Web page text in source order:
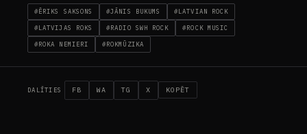
#ĒRIKS SAKSONS #JĀNIS BUKUMS #LATVIAN ROCK
#LATVIJAS ROKS #RADIO SWH ROCK #ROCK MUSIC
#ROKA NEMIERI #ROKMŪZIKA
DALĪTIES FB WA TG X KOPĒT